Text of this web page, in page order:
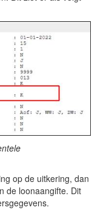
op de uitkering, dan
de loonaangifte. Dit